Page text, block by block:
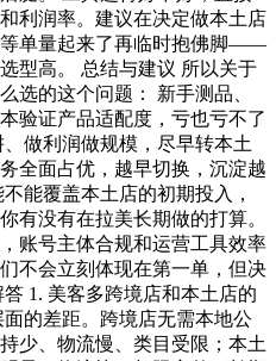
利润率。建议在决定做本土店
单量起来了再临时抱佛脚——
型高。 总结与建议 所以关于
选的这个问题： 新手测品、
验证产品适配度，亏也亏不了
做利润做规模，尽早转本土
全面占优，越早切换，沉淀越
能覆盖本土店的初期投入，
有没有在拉美长期做的打算。
账号主体合规和运营工具效率
不会立刻体现在第一单，但决
1. 美客多跨境店和本土店的
的差距。跨境店无需本地公
少、物流慢、类目受限；本土